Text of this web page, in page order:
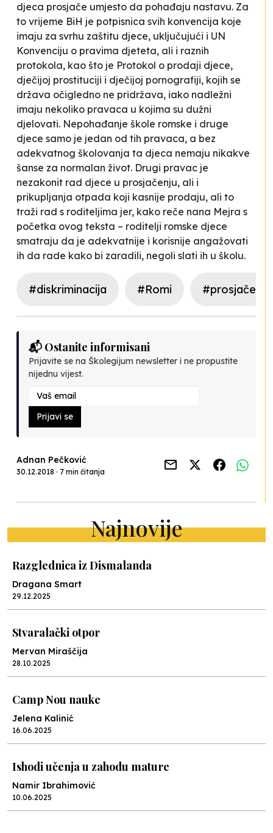
djeca prosjače umjesto da pohađaju nastavu. Za
to vrijeme BiH je potpisnica svih konvencija koje
imaju za svrhu zaštitu djece, uključujući i UN
Konvenciju o pravima djeteta, ali i raznih
protokola, kao što je Protokol o prodaji djece,
dječijoj prostituciji i dječijoj pornografiji, kojih se
država očigledno ne pridržava, iako nadležni
imaju nekoliko pravaca u kojima su dužni
djelovati. Nepohađanje škole romske i druge
djece samo je jedan od tih pravaca, a bez
adekvatnog školovanja ta djeca nemaju nikakve
šanse za normalan život. Drugi pravac je
nezakonit rad djece u prosjačenju, ali i
prikupljanja otpada koji kasnije prodaju, ali to
traži rad s roditeljima jer, kako reče nana Mejra s
početka ovog teksta – roditelji romske djece
smatraju da je adekvatnije i korisnije angažovati
ih da rade kako bi zaradili, negoli slati ih u školu.
#diskriminacija #Romi #prosjačenje
📬 Ostanite informisani
Prijavite se na Školegijum newsletter i ne propustite
nijednu vijest.
Prijavi se
Adnan Pečković
30.12.2018 · 7 min čitanja
Najnovije
Razglednica iz Dismalanda
Dragana Smart
29.12.2025
Stvaralački otpor
Mervan Miraščija
28.10.2025
Camp Nou nauke
Jelena Kalinić
16.06.2025
Ishodi učenja u zahodu mature
Namir Ibrahimović
10.06.2025